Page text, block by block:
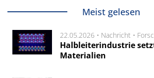
Meist gelesen
22.05.2026 • Nachricht •
Halbleiterindustrie
Materialien